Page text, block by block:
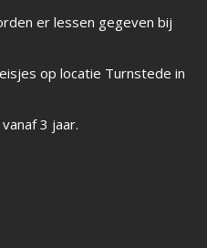
er lessen gegeven bij
op locatie Turnstede in
3 jaar.